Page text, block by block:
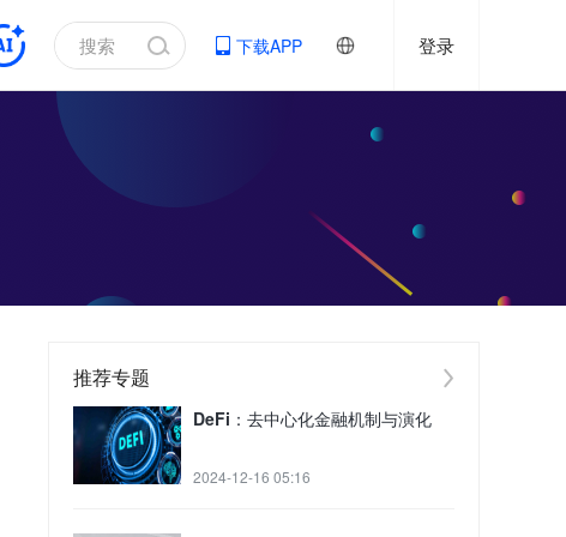
下载APP 登录
推荐专题
DeFi：去中心化金融机制与演化
2024-12-16 05:16